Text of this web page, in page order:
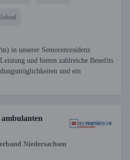
Jobrad
in unserer Seniorenresidenz
und bieten zahlreiche Benefits
und ein
Niedersachsen